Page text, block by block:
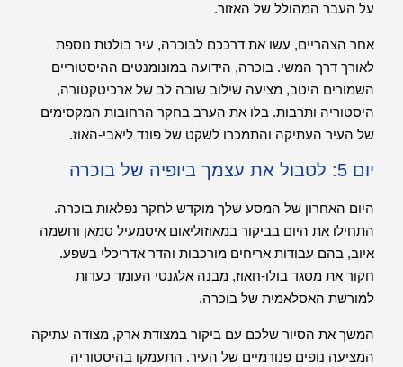
על העבר המהולל של האזור.
אחר הצהריים, עשו את דרככם לבוכרה, עיר בולטת נוספת
לאורך דרך המשי. בוכרה, הידועה במונומנטים ההיסטוריים
השמורים היטב, מציעה שילוב שובה לב של ארכיטקטורה,
היסטוריה ותרבות. בלו את הערב בחקר הרחובות המקסימים
של העיר העתיקה והתמכרו לשקט של פונד ליאבי-האוז.
יום 5: לטבול את עצמך ביופיה של בוכרה
היום האחרון של המסע שלך מוקדש לחקר נפלאות בוכרה.
התחילו את היום בביקור במאוזוליאום איסמעיל סמאן וחשמה
איוב, בהם עבודות אריחים מורכבות והדר אדריכלי בשפע.
חקור את מסגד בולו-חאוז, מבנה אלגנטי העומד כעדות
למורשת האסלאמית של בוכרה.
המשך את הסיור שלכם עם ביקור במצודת ארק, מצודה עתיקה
המציעה נופים פנורמיים של העיר. התעמקו בהיסטוריה